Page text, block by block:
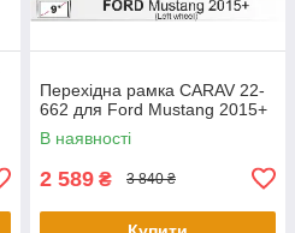
Перехідна рамка CARAV 22-
662 для Ford Mustang 2015+
В наявності
2 589 ₴ 3 840 ₴